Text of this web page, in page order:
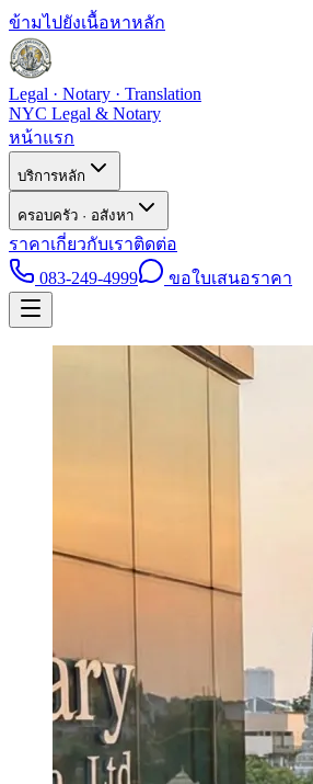
ข้ามไปยังเนื้อหาหลัก
Legal · Notary · Translation
NYC Legal & Notary
หน้าแรก
บริการหลัก
ครอบครัว · อสังหา
ราคาเกี่ยวกับเราติดต่อ
083-249-4999
ขอใบเสนอราคา